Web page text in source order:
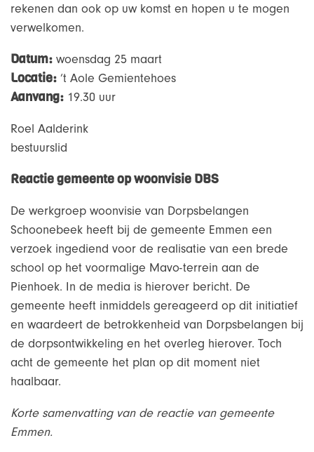
rekenen dan ook op uw komst en hopen u te mogen
verwelkomen.
Datum: woensdag 25 maart
Locatie: ’t Aole Gemientehoes
Aanvang: 19.30 uur
Roel Aalderink
bestuurslid
Reactie gemeente op woonvisie DBS
De werkgroep woonvisie van Dorpsbelangen
Schoonebeek heeft bij de gemeente Emmen een
verzoek ingediend voor de realisatie van een brede
school op het voormalige Mavo-terrein aan de
Pienhoek. In de media is hierover bericht. De
gemeente heeft inmiddels gereageerd op dit initiatief
en waardeert de betrokkenheid van Dorpsbelangen bij
de dorpsontwikkeling en het overleg hierover. Toch
acht de gemeente het plan op dit moment niet
haalbaar.
Korte samenvatting van de reactie van gemeente
Emmen.